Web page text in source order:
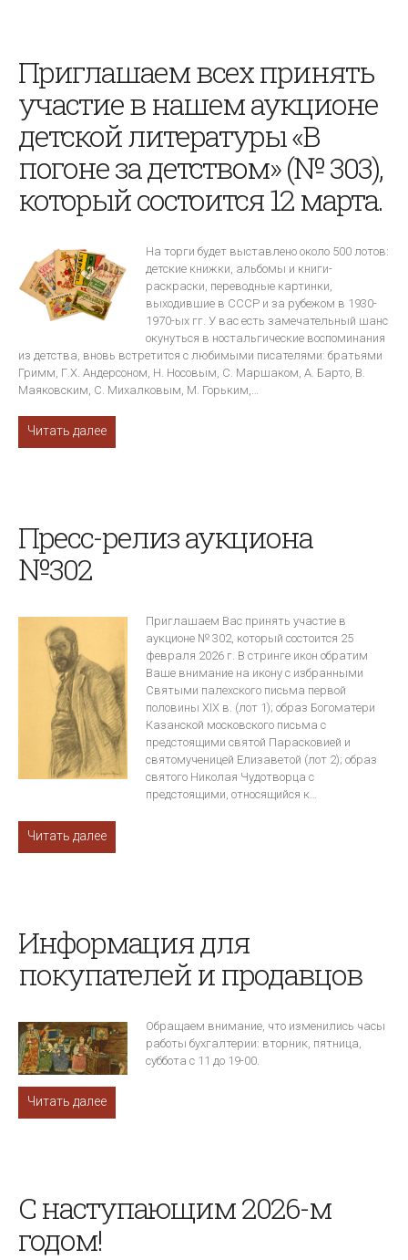
Приглашаем всех принять
участие в нашем аукционе
детской литературы «В
погоне за детством» (№ 303),
который состоится 12 марта.
На торги будет выставлено около 500 лотов:
детские книжки, альбомы и книги-
раскраски, переводные картинки,
выходившие в СССР и за рубежом в 1930-
1970-ых гг. У вас есть замечательный шанс
окунуться в ностальгические воспоминания
из детства, вновь встретится с любимыми писателями: братьями
Гримм, Г.Х. Андерсоном, Н. Носовым, С. Маршаком, А. Барто, В.
Маяковским, С. Михалковым, М. Горьким,…
Читать далее
Пресс-релиз аукциона
№302
Приглашаем Вас принять участие в
аукционе № 302, который состоится 25
февраля 2026 г. В стринге икон обратим
Ваше внимание на икону с избранными
Святыми палехского письма первой
половины XIX в. (лот 1); образ Богоматери
Казанской московского письма с
предстоящими святой Парасковией и
святомученицей Елизаветой (лот 2); образ
святого Николая Чудотворца с
предстоящими, относящийся к…
Читать далее
Информация для
покупателей и продавцов
Обращаем внимание, что изменились часы
работы бухгалтерии: вторник, пятница,
суббота с 11 до 19-00.
Читать далее
С наступающим 2026-м
годом!